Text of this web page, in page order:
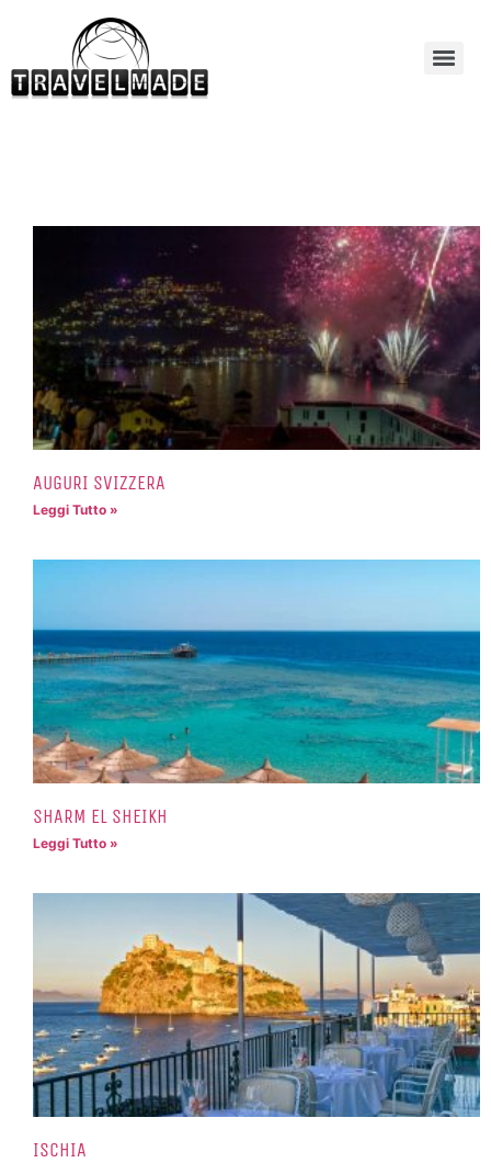
AUGURI SVIZZERA
Leggi Tutto »
SHARM EL SHEIKH
Leggi Tutto »
ISCHIA